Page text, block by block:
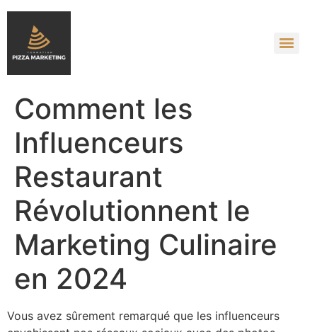
Comment les
Influenceurs
Restaurant
Révolutionnent le
Marketing Culinaire
en 2024
Vous avez sûrement remarqué que les influenceurs